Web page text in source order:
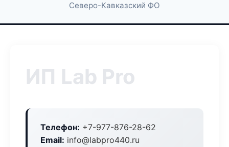
Северо-Кавказский ФО
ИП Lab Pro
Телефон: +7-977-876-28-62
Email: info@labpro440.ru